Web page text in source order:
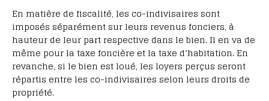
En matière de fiscalité, les co-indivisaires sont
imposés séparément sur leurs revenus fonciers, à
hauteur de leur part respective dans le bien. Il en va de
même pour la taxe foncière et la taxe d’habitation. En
revanche, si le bien est loué, les loyers perçus seront
répartis entre les co-indivisaires selon leurs droits de
propriété.